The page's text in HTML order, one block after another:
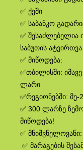
✅ ქეში
✅ საბანკო
✅ შესაძლებელია
საბუთის ატვირთვა
✅ მიწოდება:
✅თბილისში:
ლარი
✅რეგიონებში:
✅ 300 ლარზე
მიწოდება!
✅ მნიშვნელოვანი:
✅ მარაგების